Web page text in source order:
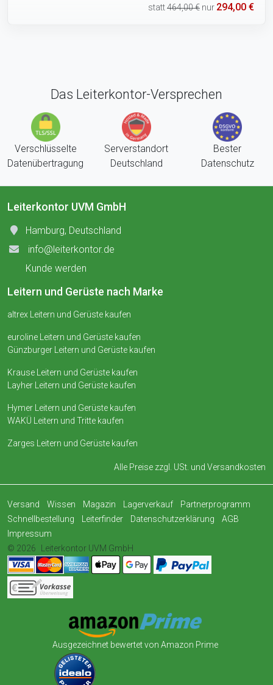
statt464,00 € nur 294,00 €
Das Leiterkontor-Versprechen
Verschlüsselte
Datenübertragung
Serverstandort
Deutschland
Bester
Datenschutz
Leiterkontor UVM GmbH
Hamburg, Deutschland
info@leiterkontor.de
Kunde werden
Leitern und Gerüste nach Marke
altrex Leitern und Gerüste kaufen
euroline Leitern und Gerüste kaufen
Günzburger Leitern und Gerüste kaufen
Krause Leitern und Gerüste kaufen
Layher Leitern und Gerüste kaufen
Hymer Leitern und Gerüste kaufen
WAKÜ Leitern und Tritte kaufen
Zarges Leitern und Gerüste kaufen
Alle Preise zzgl. USt. und Versandkosten
Versand Wissen Magazin Lagerverkauf
Partnerprogramm
Schnellbestellung
Leiterfinder Datenschutzerklärung
AGB
Impressum
© 2026
Leiterkontor UVM GmbH
Ausgezeichnet bewertet von Amazon Prime